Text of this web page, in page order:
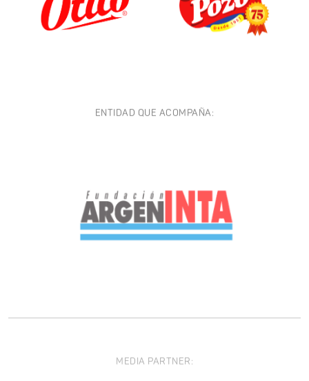
ENTIDAD QUE ACOMPAÑA:
MEDIA PARTNER: